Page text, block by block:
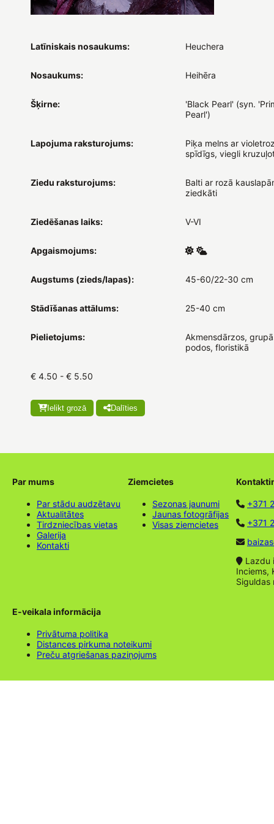
Latīniskais nosaukums: Heuchera
Nosaukums: Heihēra
Šķirne:
'Black Pearl' (syn.
Pearl')
Lapojuma raksturojums:
Piķa melns ar
spīdīgs, viegli
Ziedu raksturojums:
Balti ar rozā
ziedkāti
Ziedēšanas laiks: V-VI
Apgaismojums:
Augstums (zieds/lapas): 45-60/22-30 cm
Stādīšanas attālums: 25-40 cm
Pielietojums:
Akmensdārzos,
podos, floristikā
€ 4.50 - € 5.50
Ielikt grozā Dalīties
Par mums
Par stādu audzētavu
Aktualitātes
Tirdzniecības vietas
Galerija
Kontakti
Ziemcietes
Sezonas jaunumi
Jaunas fotogrāfijas
Visas ziemcietes
+371
+371
Lazdu
Inciems,
Siguldas
E-veikala informācija
Privātuma politika
Distances pirkuma noteikumi
Preču atgriešanas paziņojums